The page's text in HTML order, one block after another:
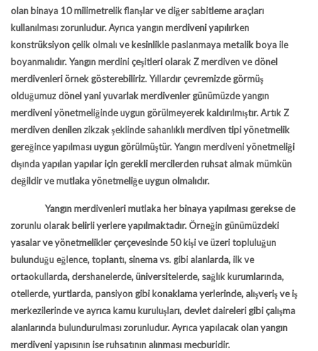
olan binaya 10 milimetrelik flanşlar ve diğer sabitleme araçları
kullanılması zorunludur. Ayrıca yangın merdiveni yapılırken
konstrüksiyon çelik olmalı ve kesinlikle paslanmaya metalik boya ile
boyanmalıdır. Yangın merdini çeşitleri olarak Z merdiven ve dönel
merdivenleri örnek gösterebiliriz. Yıllardır çevremizde görmüş
olduğumuz dönel yani yuvarlak merdivenler günümüzde yangın
merdiveni yönetmeliğinde uygun görülmeyerek kaldırılmıştır. Artık Z
merdiven denilen zikzak şeklinde sahanlıklı merdiven tipi yönetmelik
gereğince yapılması uygun görülmüştür. Yangın merdiveni yönetmeliği
dışında yapılan yapılar için gerekli mercilerden ruhsat almak mümkün
değildir ve mutlaka yönetmeliğe uygun olmalıdır.
Yangın merdivenleri mutlaka her binaya yapılması gerekse de
zorunlu olarak belirli yerlere yapılmaktadır. Örneğin günümüzdeki
yasalar ve yönetmelikler çerçevesinde 50 kişi ve üzeri topluluğun
bulunduğu eğlence, toplantı, sinema vs. gibi alanlarda, ilk ve
ortaokullarda, dershanelerde, üniversitelerde, sağlık kurumlarında,
otellerde, yurtlarda, pansiyon gibi konaklama yerlerinde, alışveriş ve iş
merkezilerinde ve ayrıca kamu kuruluşları, devlet daireleri gibi çalışma
alanlarında bulundurulması zorunludur. Ayrıca yapılacak olan yangın
merdiveni yapısının ise ruhsatının alınması mecburidir.